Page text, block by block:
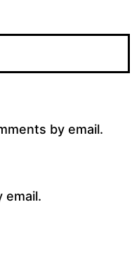
by email.
email.